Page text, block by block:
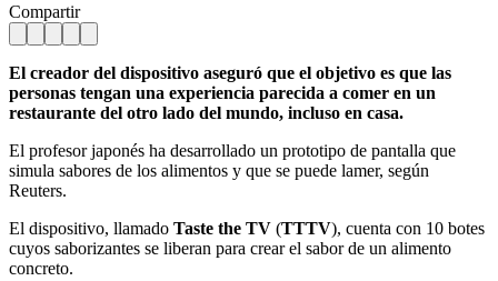
Compartir
El creador del dispositivo aseguró que el objetivo es que las
personas tengan una experiencia parecida a comer en un
restaurante del otro lado del mundo, incluso en casa.
El profesor japonés ha desarrollado un prototipo de pantalla que
simula sabores de los alimentos y que se puede lamer, según
Reuters.
El dispositivo, llamado Taste the TV (TTTV), cuenta con 10 botes
cuyos saborizantes se liberan para crear el sabor de un alimento
concreto.